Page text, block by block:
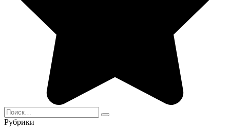
Search
for:
Рубрики